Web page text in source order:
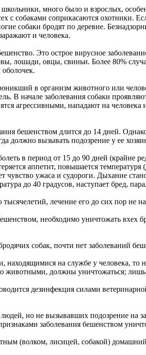
много было и взрослых,
с собаками соприкасаются охотники.
собаки бродят по деревне.
и человека.
Это острое вирусное
лошади, овцы, свиньи. Более 80%
в организм животного или
В начале заболевания собаки
агрессивными, нападают на
бешенством длится до 14 дней.
должно вызывать подозрение у ее
в период от 15 до 90 дней (крайне
аппетит, повышается
ужаса и судороги. Дыхание
до 40 градусов, наступает бред,
тысячелетий, лечение его до сих пор
необходимо уничтожать вхех
собак, почти нет заболеваний
находящимися на службе у человека,
животными, должны уничтожаться;
дезинфекция силами
но не вызывавших подозрение на
заболевания бешенством
(волком, лисицей, собакой) домашний